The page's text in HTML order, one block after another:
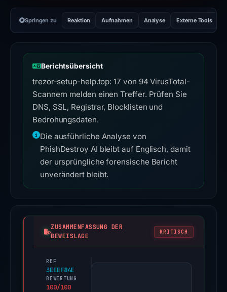
Springen zu Reaktion Aufnahmen Analyse Externe Tools
Berichtsübersicht
trezor-setup-help.top: 17 von 94 VirusTotal-
Scannern melden einen Treffer. Prüfen Sie
DNS, SSL, Registrar, Blocklisten und
Bedrohungsdaten.
Die ausführliche Analyse von
PhishDestroy AI bleibt auf Englisch, damit
der ursprüngliche forensische Bericht
unverändert bleibt.
ZUSAMMENFASSUNG DER
BEWEISLAGE
KRITISCH
REF
3EEEF84E
BEWERTUNG
100/100
PhishDestroy